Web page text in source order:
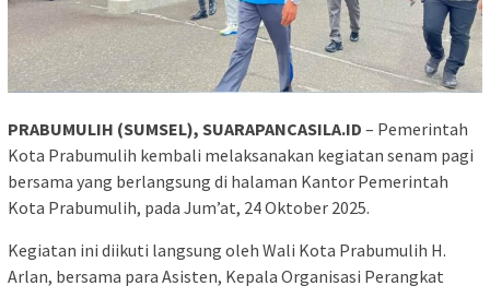
PRABUMULIH (SUMSEL), SUARAPANCASILA.ID – Pemerintah
Kota Prabumulih kembali melaksanakan kegiatan senam pagi
bersama yang berlangsung di halaman Kantor Pemerintah
Kota Prabumulih, pada Jum’at, 24 Oktober 2025.
Kegiatan ini diikuti langsung oleh Wali Kota Prabumulih H.
Arlan, bersama para Asisten, Kepala Organisasi Perangkat